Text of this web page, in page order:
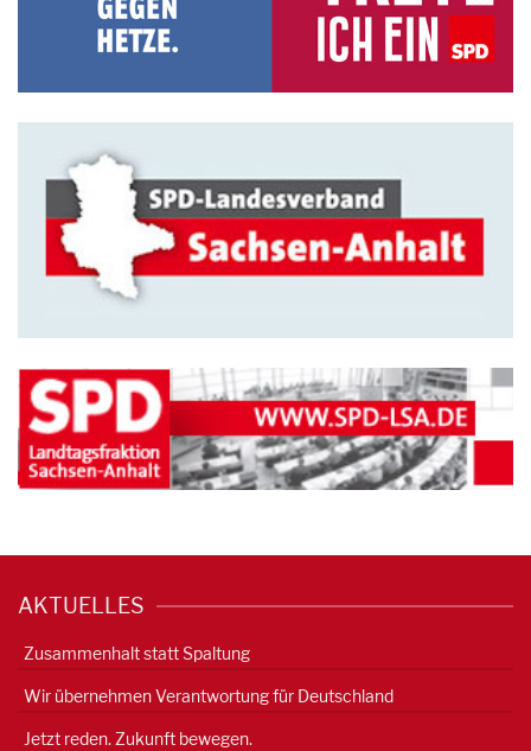
AKTUELLES
Zusammenhalt statt Spaltung
Wir übernehmen Verantwortung für Deutschland
Jetzt reden. Zukunft bewegen.